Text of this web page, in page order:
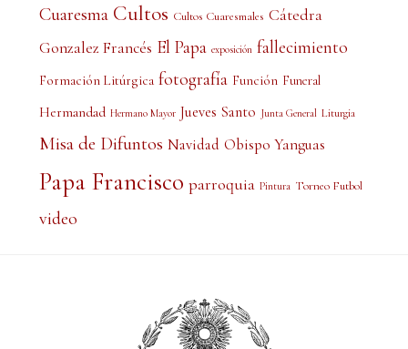
Cuaresma Cultos Cultos Cuaresmales Cátedra
Gonzalez Francés El Papa exposición fallecimiento
Formación Litúrgica fotografía Función Funeral
Hermandad Hermano Mayor Jueves Santo Junta General Liturgia
Misa de Difuntos Navidad Obispo Yanguas
Papa Francisco parroquia Pintura Torneo Futbol
video